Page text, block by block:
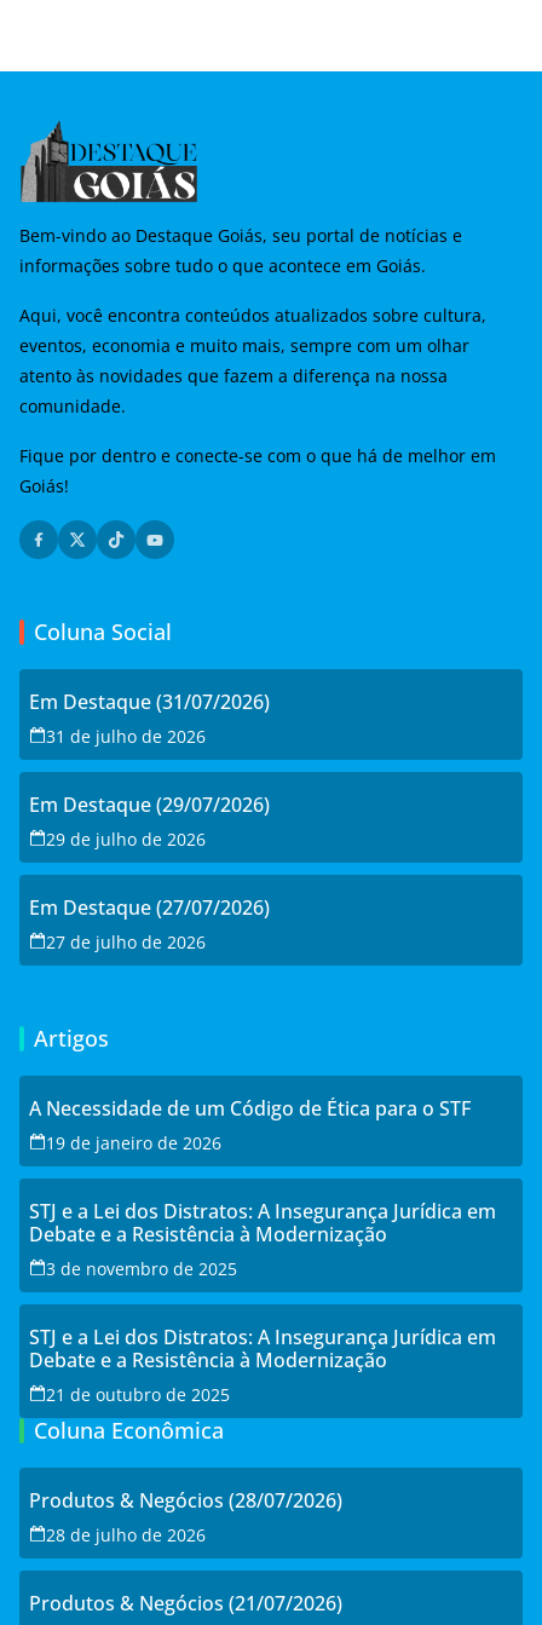
Bem-vindo ao Destaque Goiás, seu portal de notícias e
informações sobre tudo o que acontece em Goiás.
Aqui, você encontra conteúdos atualizados sobre cultura,
eventos, economia e muito mais, sempre com um olhar
atento às novidades que fazem a diferença na nossa
comunidade.
Fique por dentro e conecte-se com o que há de melhor em
Goiás!
Coluna Social
Em Destaque (31/07/2026)
31 de julho de 2026
Em Destaque (29/07/2026)
29 de julho de 2026
Em Destaque (27/07/2026)
27 de julho de 2026
Artigos
A Necessidade de um Código de Ética para o STF
19 de janeiro de 2026
STJ e a Lei dos Distratos: A Insegurança Jurídica em
Debate e a Resistência à Modernização
3 de novembro de 2025
STJ e a Lei dos Distratos: A Insegurança Jurídica em
Debate e a Resistência à Modernização
21 de outubro de 2025
Coluna Econômica
Produtos & Negócios (28/07/2026)
28 de julho de 2026
Produtos & Negócios (21/07/2026)